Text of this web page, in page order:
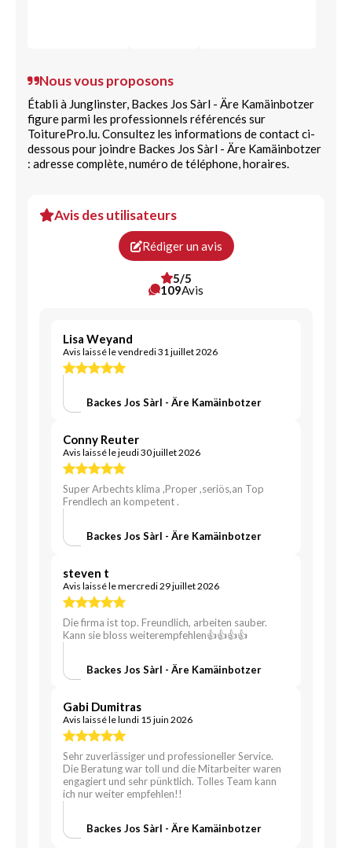
Nous vous proposons
Établi à Junglinster, Backes Jos Sàrl - Äre Kamäinbotzer
figure parmi les professionnels référencés sur
ToiturePro.lu. Consultez les informations de contact ci-
dessous pour joindre Backes Jos Sàrl - Äre Kamäinbotzer
: adresse complète, numéro de téléphone, horaires.
Avis des utilisateurs
Rédiger un avis
5/5
109Avis
Lisa Weyand
Avis laissé le vendredi 31 juillet 2026
Backes Jos Sàrl - Äre Kamäinbotzer
Conny Reuter
Avis laissé le jeudi 30 juillet 2026
Super Arbechts klima ,Proper ,seriös,an Top
Frendlech an kompetent .
Backes Jos Sàrl - Äre Kamäinbotzer
steven t
Avis laissé le mercredi 29 juillet 2026
Die firma ist top. Freundlich, arbeiten sauber.
Kann sie bloss weiterempfehlen👍👍👍👍
Backes Jos Sàrl - Äre Kamäinbotzer
Gabi Dumitras
Avis laissé le lundi 15 juin 2026
Sehr zuverlässiger und professioneller Service.
Die Beratung war toll und die Mitarbeiter waren
engagiert und sehr pünktlich. Tolles Team kann
ich nur weiter empfehlen!!
Backes Jos Sàrl - Äre Kamäinbotzer